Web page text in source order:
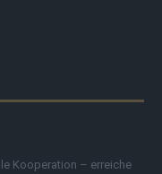
Kooperation – erreiche